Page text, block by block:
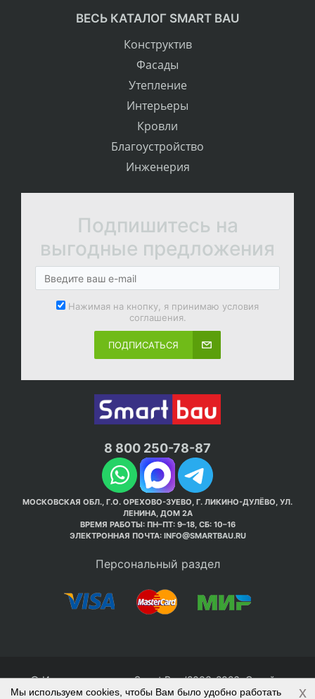
ВЕСЬ КАТАЛОГ SMART BAU
Конструктив
Фасады
Утепление
Интерьеры
Кровли
Благоустройство
Инженерия
Подпишитесь на
выгодные предложения
Нажимая на кнопку, я принимаю условия
соглашения.
ПОДПИСАТЬСЯ
8 800 250-78-87
МОСКОВСКАЯ ОБЛ., Г.О. ОРЕХОВО-ЗУЕВО, Г. ЛИКИНО-ДУЛЁВО, УЛ.
ЛЕНИНА, ДОМ 2А
ВРЕМЯ РАБОТЫ: ПН–ПТ: 9–18, СБ: 10–16
ЭЛЕКТРОННАЯ ПОЧТА: INFO@SMARTBAU.RU
Персональный раздел
© Интернет-магазин Smart Bau ’2003-2026. Стройте
правильно с 1-го раза.
Мы используем cookies, чтобы Вам было удобно работать x